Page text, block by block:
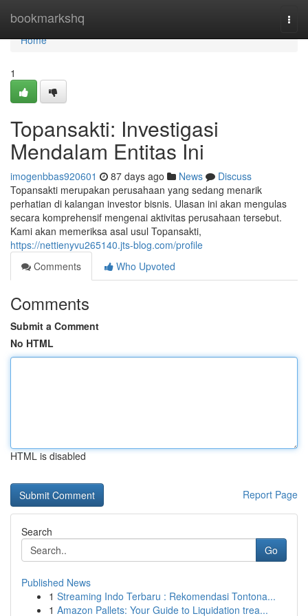
bookmarkshq
Home
Home
1
Topansakti: Investigasi
Mendalam Entitas Ini
imogenbbas920601 87 days ago News
Discuss
Topansakti merupakan perusahaan yang sedang menarik
perhatian di kalangan investor bisnis. Ulasan ini akan mengulas
secara komprehensif mengenai aktivitas perusahaan tersebut.
Kami akan memeriksa asal usul Topansakti,
https://nettienyvu265140.jts-blog.com/profile
Comments
Who Upvoted
Comments
Submit a Comment
No HTML
HTML is disabled
Report Page
Search
Go
Published News
1 Streaming Indo Terbaru : Rekomendasi Tontona...
1 Amazon Pallets: Your Guide to Liquidation trea...